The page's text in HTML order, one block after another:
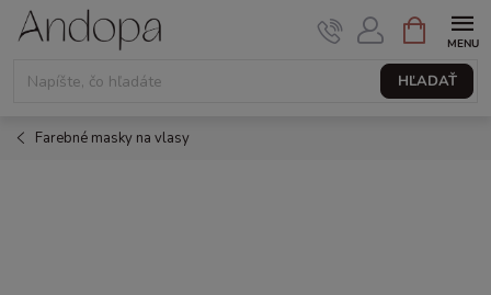
Prejsť
HĽADAŤ
NÁKUPNÝ
KOŠÍK
Farebné masky na vlasy